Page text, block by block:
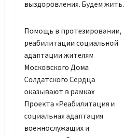
выздоровления. Будем жить.
Помощь в протезировании,
реабилитации социальной
адаптации жителям
Московского Дома
Солдатского Сердца
оказывают в рамках
Проекта «Реабилитация и
социальная адаптация
военнослужащих и